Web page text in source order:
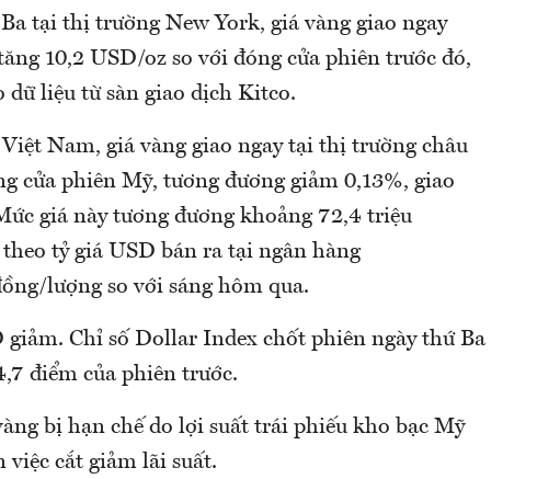
tại thị trường New York, giá vàng giao ngay
10,2 USD/oz so với đóng cửa phiên trước đó,
dữ liệu từ sàn giao dịch Kitco.
Nam, giá vàng giao ngay tại thị trường châu
cửa phiên Mỹ, tương đương giảm 0,13%, giao
giá này tương đương khoảng 72,4 triệu
tỷ giá USD bán ra tại ngân hàng
lượng so với sáng hôm qua.
giảm. Chỉ số Dollar Index chốt phiên ngày thứ Ba
điểm của phiên trước.
bị hạn chế do lợi suất trái phiếu kho bạc Mỹ
việc cắt giảm lãi suất.